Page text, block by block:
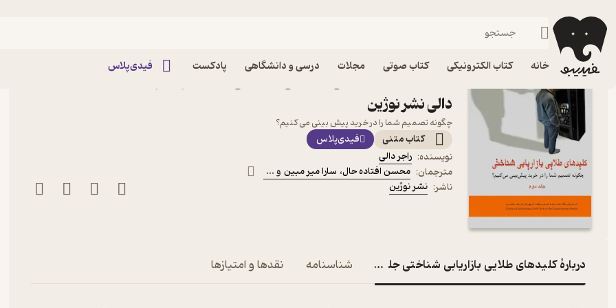
خانه کتاب الکترونیکی کتاب صوتی مجلات درسی و دانشگاهی پادکست فیدی‌پلاس
فیدیبو کتاب الکترونیکی
دالی نشر نوژین
چگونه تصمیم شما را در خرید پیش بینی می کنیم؟
کتاب متنی
فیدی‌پلاس
نویسنده: راجر دالی
مترجمان: محسن افتاده حال، سارا میر مبین و ...
ناشر: نشر نوژین
دربارۀ کلیدهای طلایی بازاریابی شناختی جلد 2 شناسنامه نقدها و امتیازها